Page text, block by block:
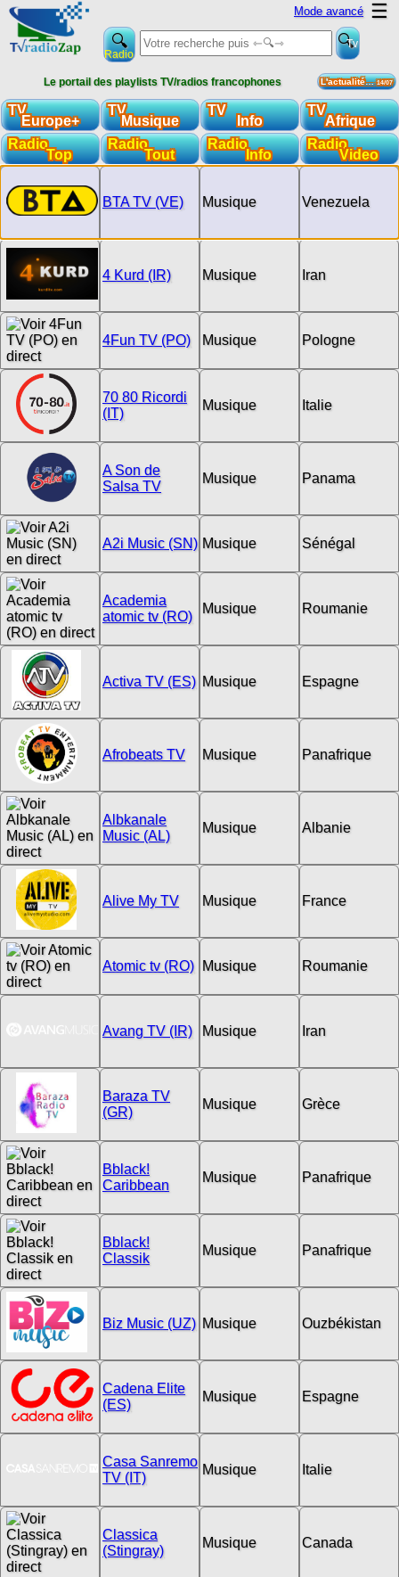
☰
Mode avancé
Radio
Tv
Le portail des playlists TV/radios francophones L'actualité…14/07
TV
Europe+
TV
Musique
TV
Info
TV
Afrique
Radio
Top
Radio
Tout
Radio
Info
Radio
Video
BTA TV (VE) Musique Venezuela
4 Kurd (IR) Musique Iran
4Fun TV (PO) Musique Pologne
70 80 Ricordi
(IT)
Musique Italie
A Son de
Salsa TV
Musique Panama
A2i Music (SN) Musique Sénégal
Academia
atomic tv (RO)
Musique Roumanie
Activa TV (ES) Musique Espagne
Afrobeats TV Musique Panafrique
Albkanale
Music (AL)
Musique Albanie
Alive My TV Musique France
Atomic tv (RO) Musique Roumanie
Avang TV (IR) Musique Iran
Baraza TV
(GR)
Musique Grèce
Bblack!
Caribbean
Musique Panafrique
Bblack!
Classik
Musique Panafrique
Biz Music (UZ) Musique Ouzbékistan
Cadena Elite
(ES)
Musique Espagne
Casa Sanremo
TV (IT)
Musique Italie
Classica
(Stingray)
Musique Canada